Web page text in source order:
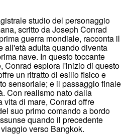
studio del personaggio
scritto da Joseph Conrad
guerra mondiale, racconta il
all'età adulta quando diventa
nave. In questo toccante
Conrad esplora l'inizio di questo
un ritratto di esilio fisico e
sensoriale; e il passaggio finale
Con realismo nato dalla
vita di mare, Conrad offre
suo primo comando a bordo
quando il precedente
verso Bangkok.